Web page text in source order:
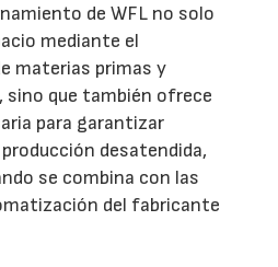
de WFL no solo
mediante el
materias primas y
sino que también ofrece
para garantizar
desatendida,
se combina con las
del fabricante